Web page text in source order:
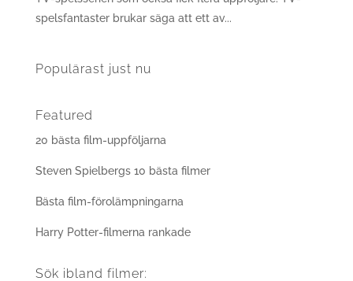
spelsfantaster brukar säga att ett av...
Populärast just nu
Featured
20 bästa film-uppföljarna
Steven Spielbergs 10 bästa filmer
Bästa film-förolämpningarna
Harry Potter-filmerna rankade
Sök ibland filmer: